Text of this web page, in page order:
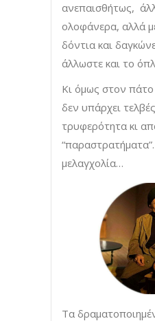
ανεπαισθήτως,
ολοφάνερα, αλλά
δόντια και
άλλωστε και το
Κι όμως στον
δεν υπάρχει
τρυφερότητα κι
μελαγχολία…
Τα